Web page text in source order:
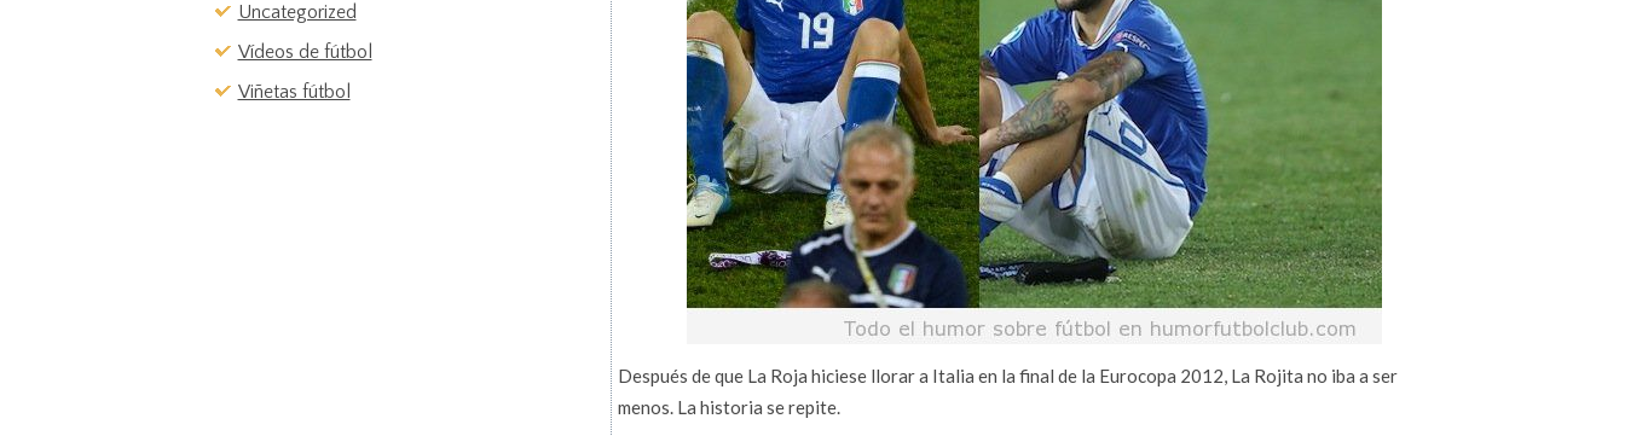
Uncategorized
Vídeos de fútbol
Viñetas fútbol
Después de que La Roja hiciese llorar a Italia en la final de la Eurocopa 2012, La Rojita no iba a ser
menos. La historia se repite.